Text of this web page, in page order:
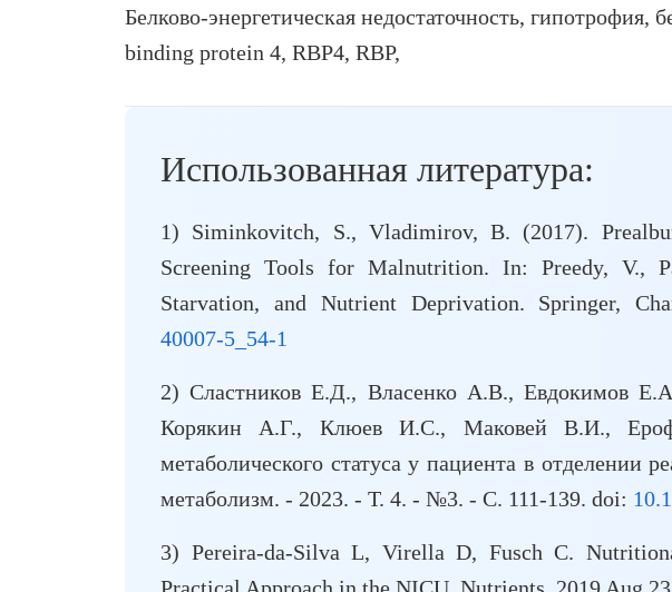
Белково-энергетическая недостаточность,
binding protein 4, RBP4, RBP,
Использованная литература:
1) Siminkovitch, S., Vladimirov, B. (2017).
Screening Tools for Malnutrition. In: Preedy, V.,
Starvation, and Nutrient Deprivation. Springer,
40007-5_54-1
2) Сластников Е.Д., Власенко А.В., Евдокимов
Корякин А.Г., Клюев И.С., Маковей В.И.,
метаболического статуса у пациента в отделении
метаболизм. - 2023. - Т. 4. - №3. - C. 111-139. doi:
3) Pereira-da-Silva L, Virella D, Fusch C.